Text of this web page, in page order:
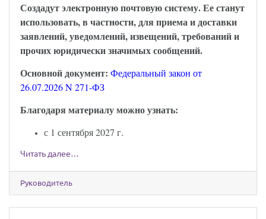
Создадут электронную почтовую систему. Ее станут
использовать, в частности, для приема и доставки
заявлений, уведомлений, извещений, требований и
прочих юридически значимых сообщений.
Основной документ: Федеральный закон от
26.07.2026 N 271-ФЗ
Благодаря материалу можно узнать:
с 1 сентября 2027 г.
Читать далее…
Руководитель